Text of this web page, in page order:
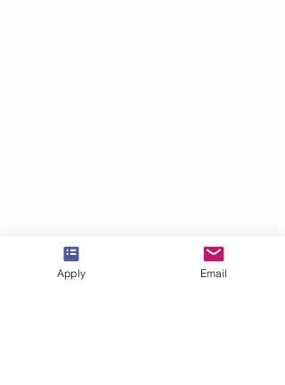
VBNN Smart Education Group©
Apply Email